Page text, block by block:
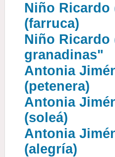
Niño
(farruca)
Niño Ricardo
granadinas"
Antonia
(petenera)
Antonia
(soleá)
Antonia
(alegría)